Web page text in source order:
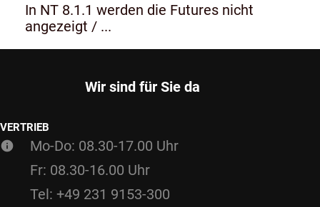
In NT 8.1.1 werden die Futures nicht
angezeigt / ...
Wir sind für Sie da
VERTRIEB
Mo-Do: 08.30-17.00 Uhr
Fr: 08.30-16.00 Uhr
Tel: +49 231 9153-300